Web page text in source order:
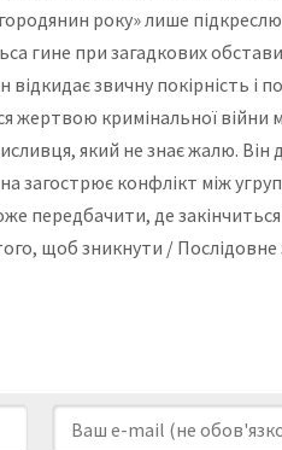
року» лише
гине при загадкових
відкидає звичну покірність
кримінальної
який не знає жалю.
загострює конфлікт між
передбачити, де
щоб зникнути /